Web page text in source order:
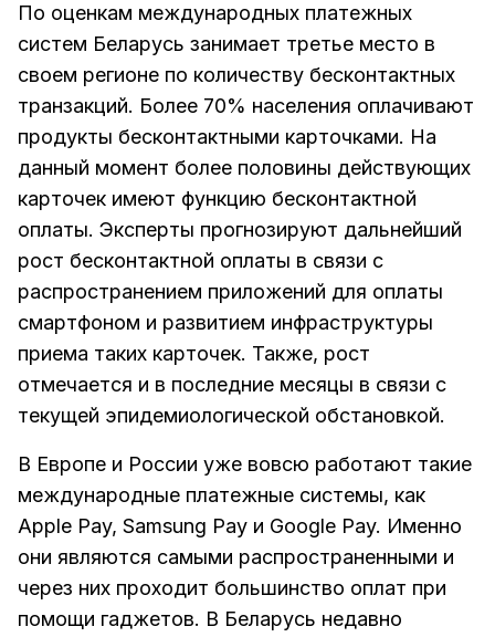
По оценкам международных платежных
систем Беларусь занимает третье место в
своем регионе по количеству бесконтактных
транзакций. Более 70% населения оплачивают
продукты бесконтактными карточками. На
данный момент более половины действующих
карточек имеют функцию бесконтактной
оплаты. Эксперты прогнозируют дальнейший
рост бесконтактной оплаты в связи с
распространением приложений для оплаты
смартфоном и развитием инфраструктуры
приема таких карточек. Также, рост
отмечается и в последние месяцы в связи с
текущей эпидемиологической обстановкой.
В Европе и России уже вовсю работают такие
международные платежные системы, как
Apple Pay, Samsung Pay и Google Pay. Именно
они являются самыми распространенными и
через них проходит большинство оплат при
помощи гаджетов. В Беларусь недавно